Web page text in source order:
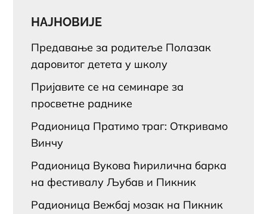
НАЈНОВИЈЕ
Предавање за родитеље Полазак
даровитог детета у школу
Пријавите се на семинаре за
просветне раднике
Радионица Пратимо траг: Откривамо
Винчу
Радионица Вукова ћирилична барка
на фестивалу Љубав и Пикник
Радионица Вежбај мозак на Пикник